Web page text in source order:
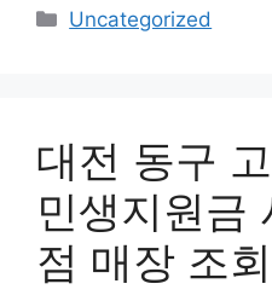
카
Uncategorized
대전 동구
민생지원금
점 매장 조회